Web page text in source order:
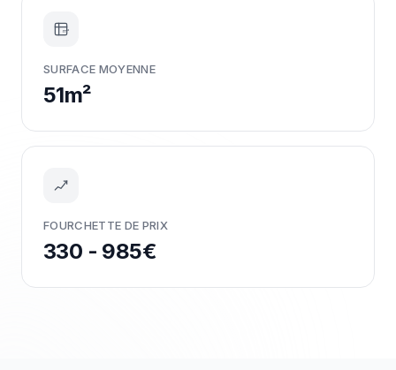
m²
SURFACE MOYENNE
51m²
FOURCHETTE DE PRIX
330 - 985€